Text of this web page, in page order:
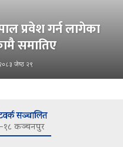
प्रवेश गर्न लागेका
समातिए
जेष्ठ २९
सञ्चालित
कञ्चनपुर